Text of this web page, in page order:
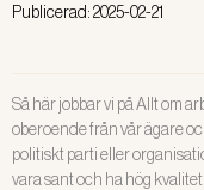
Publicerad:2025-02-21
Så här jobbar vi på Allt om
oberoende från vår ägare
politiskt parti eller
vara sant och ha hög kvalitet.